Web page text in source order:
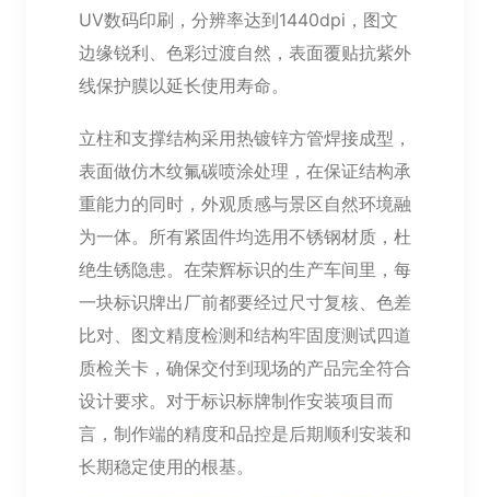
UV数码印刷，分辨率达到1440dpi，图文
边缘锐利、色彩过渡自然，表面覆贴抗紫外
线保护膜以延长使用寿命。
立柱和支撑结构采用热镀锌方管焊接成型，
表面做仿木纹氟碳喷涂处理，在保证结构承
重能力的同时，外观质感与景区自然环境融
为一体。所有紧固件均选用不锈钢材质，杜
绝生锈隐患。在荣辉标识的生产车间里，每
一块标识牌出厂前都要经过尺寸复核、色差
比对、图文精度检测和结构牢固度测试四道
质检关卡，确保交付到现场的产品完全符合
设计要求。对于标识标牌制作安装项目而
言，制作端的精度和品控是后期顺利安装和
长期稳定使用的根基。